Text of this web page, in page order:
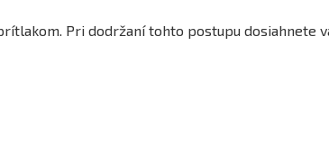
Pri dodržaní tohto postupu dosiahnete